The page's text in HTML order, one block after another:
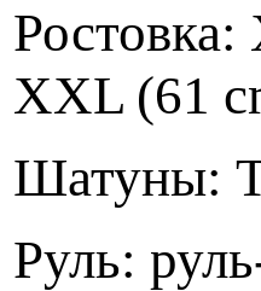
XXL (61
Шатуны:
Руль: